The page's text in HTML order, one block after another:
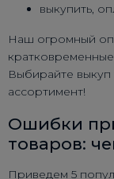
выкупить,
Наш огромный
Выбирайте
ассортимент!
Ошибки
товаров:
Приведем 5